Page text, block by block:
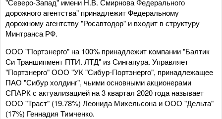
дорожного агентства" принадлежит Федеральному
дорожному агентству "Росавтодор" и входит в структуру
Минтранса РФ.
ООО "Портэнерго" на 100% принадлежит компании "Балтик
Си Траншипмент ПТИ. ЛТД" из Сингапура. Управляет
"Портэнерго" ООО "УК "Сибур-Портэнерго", принадлежащее
ПАО "Сибур холдинг", чьими основными акционерами
СПАРК с актуализацией на 3 квартал 2020 года называет
ООО "Траст" (19.78%) Леонида Михельсона и ООО "Дельта"
(17%) Геннадия Тимченко.